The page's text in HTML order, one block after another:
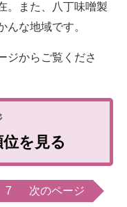
。また、八丁味噌製
な地域です。
ジからご覧くださ
を見る
7 次のページ